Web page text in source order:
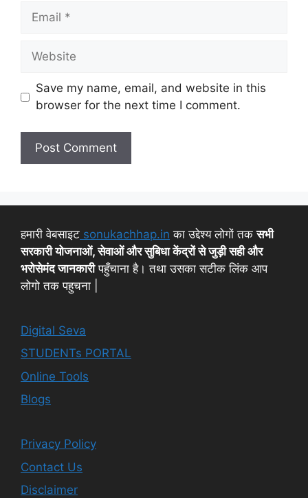
Save my name, email, and website in this
browser for the next time I comment.
हमारी वेबसाइट sonukachhap.in का उद्देश्य लोगों तकसभी
सरकारी योजनाओं, सेवाओं और सुबिधा केंद्रों से जुड़ी सही और
भरोसेमंद जानकारीपहुँचाना है। तथा उसका सटीक लिंक आप
लोगो तक पहुचना |
Digital Seva
STUDENTs PORTAL
Online Tools
Blogs
Privacy Policy
Contact Us
Disclaimer